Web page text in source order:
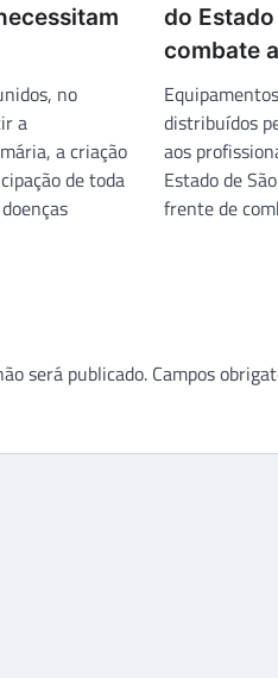
no
a
a criação
de toda
do
combate
distribuídos
aos
Estado de
frente de
será publicado. Campos